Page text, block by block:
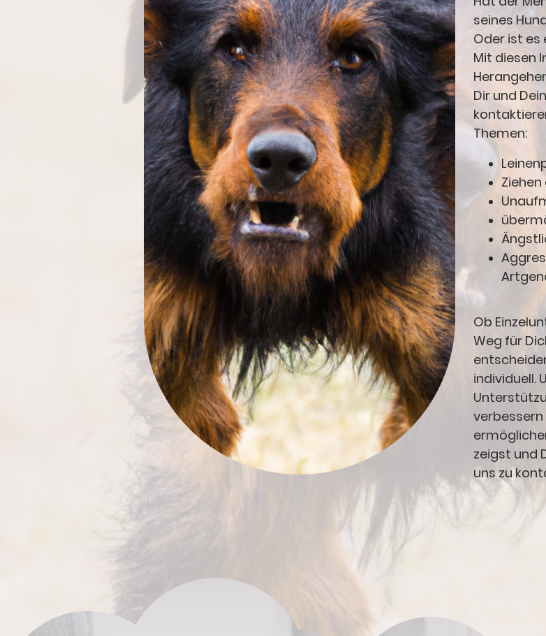
seines
Oder ist es
Mit diesen
Dir und
Themen:
Ziehen
Ob
Weg für
individuell.
zeigst und
uns zu